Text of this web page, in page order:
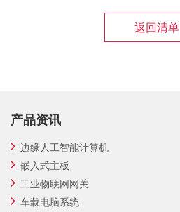
返回清单
产品资讯
边缘人工智能计算机
嵌入式主板
工业物联网网关
车载电脑系统